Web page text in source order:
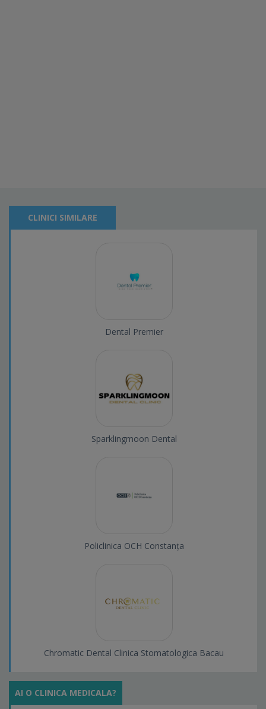
CLINICI SIMILARE
Dental Premier
Sparklingmoon Dental
Policlinica OCH Constanța
Chromatic Dental Clinica Stomatologica Bacau
AI O CLINICA MEDICALA?